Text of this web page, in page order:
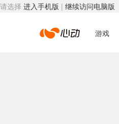
请选择 进入手机版 | 继续访问电脑版
心 游戏